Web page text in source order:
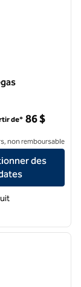
Hilton Las Vegas
de* 86 $
non remboursable
des